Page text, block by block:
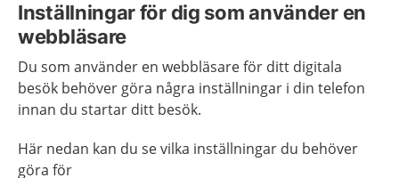
Inställningar för dig som använder en
webbläsare
Du som använder en webbläsare för ditt digitala
besök behöver göra några inställningar i din telefon
innan du startar ditt besök.
Här nedan kan du se vilka inställningar du behöver
göra för